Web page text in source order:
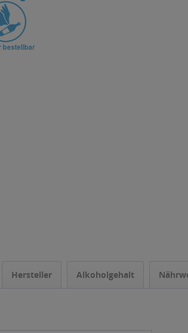
Hersteller Alkoholgehalt